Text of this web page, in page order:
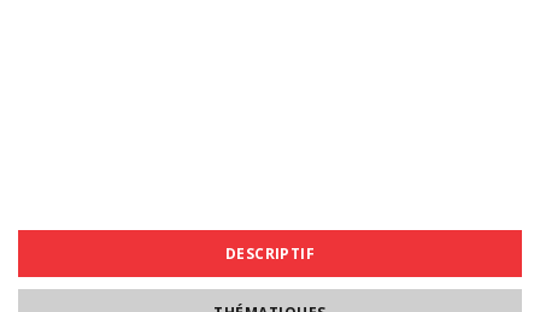
DESCRIPTIF